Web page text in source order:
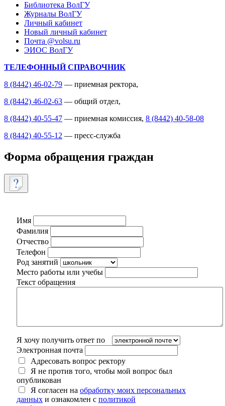
Библиотека ВолГУ
Журналы ВолГУ
Личный кабинет
Новый личный кабинет
Почта @volsu.ru
ЭИОС ВолГУ
ТЕЛЕФОННЫЙ СПРАВОЧНИК
8 (8442) 46-02-79 — приемная ректора,
8 (8442) 46-02-63 — общий отдел,
8 (8442) 40-55-47 — приемная комиссия, 8 (8442) 40-58-08
8 (8442) 40-55-12 — пресс-служба
Форма обращения граждан
Имя
Фамилия
Отчество
Телефон
Род занятий
Место работы или учебы
Текст обращения
Я хочу получить ответ по
Электронная почта
Адресовать вопрос ректору
Я не против того, чтобы мой вопрос был
опубликован
Я согласен на обработку моих персональных
данных и ознакомлен с политикой